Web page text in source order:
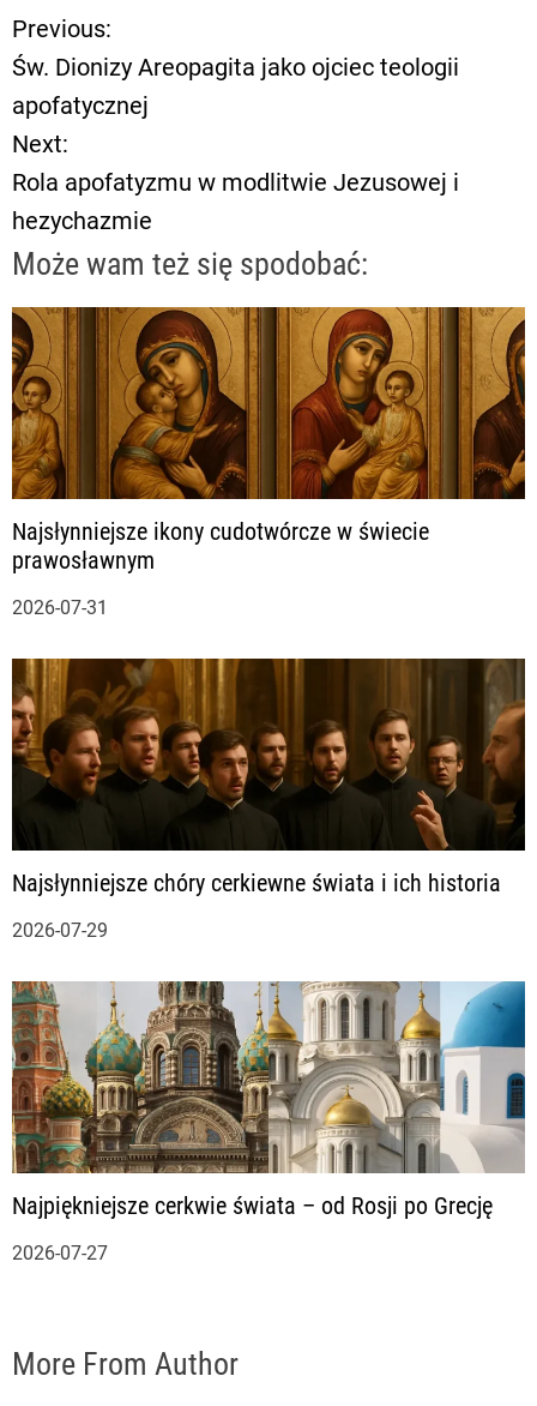
N
a
w
i
g
a
c
j
a
w
p
i
s
Previous:
Św. Dionizy Areopagita jako ojciec teologii
apofatycznej
Next:
Rola apofatyzmu w modlitwie Jezusowej i
hezychazmie
Może wam też się spodobać:
Najsłynniejsze ikony cudotwórcze w świecie
prawosławnym
2026-07-31
Najsłynniejsze chóry cerkiewne świata i ich historia
2026-07-29
Najpiękniejsze cerkwie świata – od Rosji po Grecję
2026-07-27
More From Author